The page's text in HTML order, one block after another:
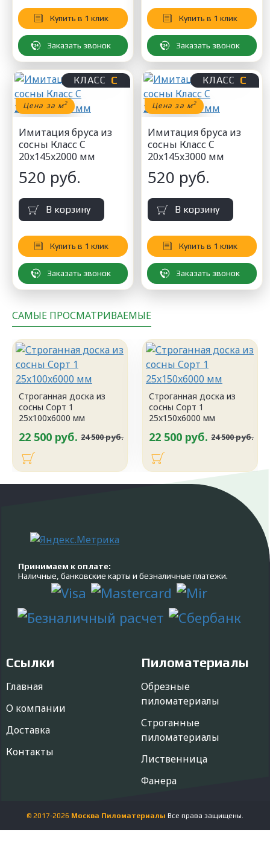
Купить в 1 клик
Заказать звонок
Купить в 1 клик
Заказать звонок
КЛАСС С
Цена за м2
Имитация бруса из
сосны Класс C
20x145x2000 мм
520 руб.
В корзину
Купить в 1 клик
Заказать звонок
КЛАСС С
Цена за м2
Имитация бруса из
сосны Класс C
20x145x3000 мм
520 руб.
В корзину
Купить в 1 клик
Заказать звонок
САМЫЕ ПРОСМАТРИВАЕМЫЕ
Строганная доска из
сосны Сорт 1
25x100x6000 мм
22 500 руб. 24 500 руб.
Строганная доска из
сосны Сорт 1
25x150x6000 мм
22 500 руб. 24 500 руб.
Принимаем к оплате:
Наличные, банковские карты и безналичные платежи.
Ссылки
Главная
О компании
Доставка
Контакты
Пиломатериалы
Обрезные
пиломатериалы
Строганные
пиломатериалы
Лиственница
Фанера
© 2017-2026 Москва Пиломатериалы Все права защищены.